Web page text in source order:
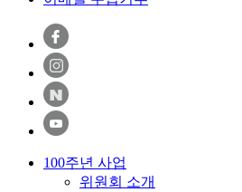
100주년 사업
위원회 소개